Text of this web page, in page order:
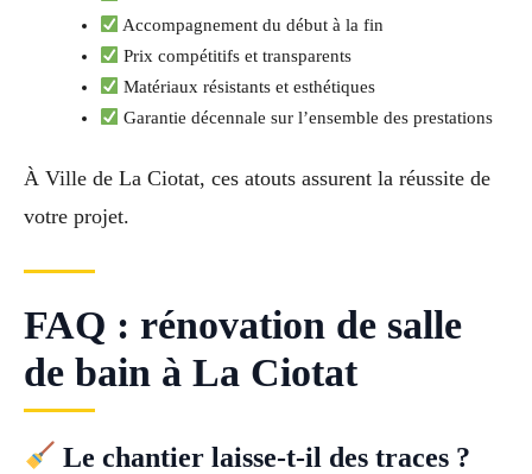
Accompagnement du début à la fin
Prix compétitifs et transparents
Matériaux résistants et esthétiques
Garantie décennale sur l’ensemble des prestations
À Ville de La Ciotat, ces atouts assurent la réussite de
votre projet.
FAQ : rénovation de salle
de bain à La Ciotat
Le chantier laisse-t-il des traces ?